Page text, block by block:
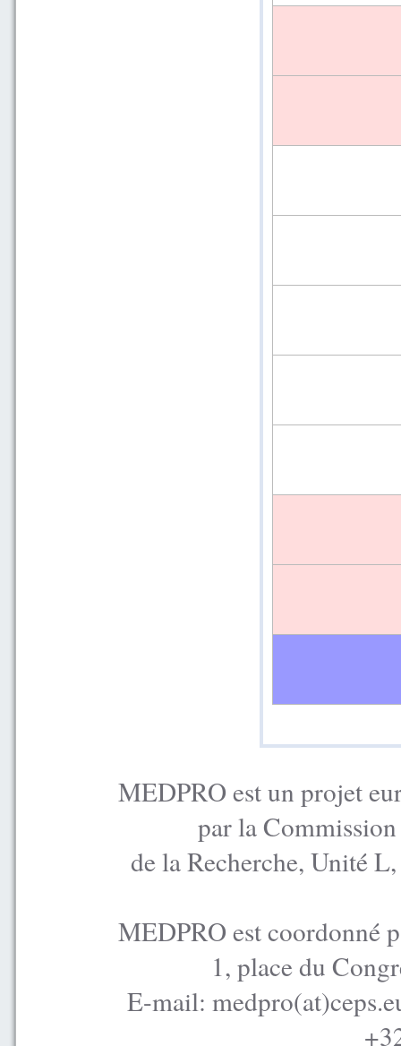
MEDPRO est un projet
par la
de la Recherche, Unité
MEDPRO est coordonné
1, place du
E-mail: